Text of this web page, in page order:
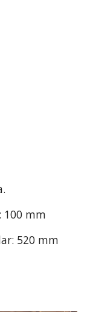
100 mm
520 mm